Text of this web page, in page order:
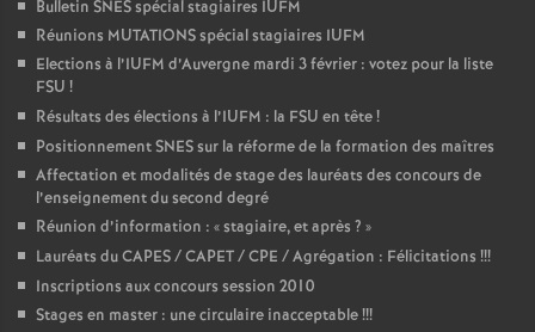
Bulletin SNES spécial stagiaires IUFM
Réunions MUTATIONS spécial stagiaires IUFM
Elections à l’IUFM d’Auvergne mardi 3 février : votez pour la liste
FSU !
Résultats des élections à l’IUFM : la FSU en tête!
Positionnement SNES sur la réforme de la formation des maîtres
Affectation et modalités de stage des lauréats des concours de
l’enseignement du second degré
Réunion d’information : «stagiaire, et après ? »
Lauréats du CAPES / CAPET / CPE / Agrégation : Félicitations !!!
Inscriptions aux concours session 2010
Stages en master : une circulaire inacceptable!!!